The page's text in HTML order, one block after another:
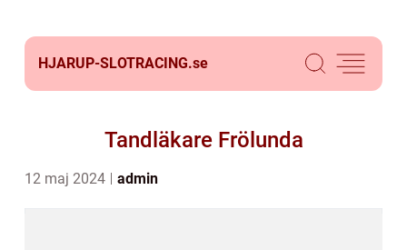
HJARUP-SLOTRACING.se
Tandläkare Frölunda
12 maj 2024 admin